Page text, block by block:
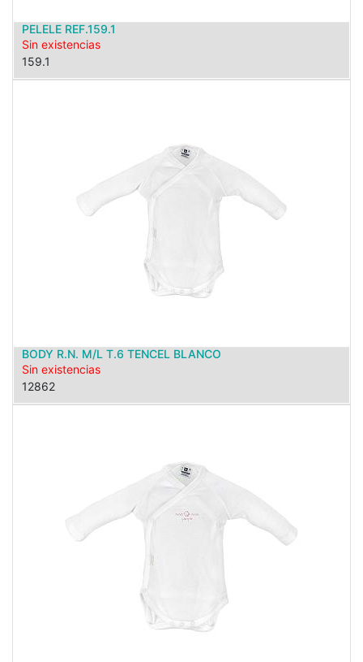
PELELE REF.159.1
Sin existencias
159.1
BODY R.N. M/L T.6 TENCEL BLANCO
Sin existencias
12862